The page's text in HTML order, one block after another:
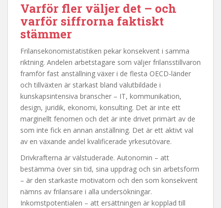
Varför fler väljer det – och
varför siffrorna faktiskt
stämmer
Frilansekonomistatistiken pekar konsekvent i samma
riktning. Andelen arbetstagare som väljer frilansstillvaron
framför fast anställning växer i de flesta OECD-länder
och tillväxten är starkast bland välutbildade i
kunskapsintensiva branscher – IT, kommunikation,
design, juridik, ekonomi, konsulting. Det är inte ett
marginellt fenomen och det är inte drivet primärt av de
som inte fick en annan anställning. Det är ett aktivt val
av en växande andel kvalificerade yrkesutövare.
Drivkrafterna är välstuderade. Autonomin – att
bestämma över sin tid, sina uppdrag och sin arbetsform
– är den starkaste motivatorn och den som konsekvent
nämns av frilansare i alla undersökningar.
Inkomstpotentialen – att ersättningen är kopplad till